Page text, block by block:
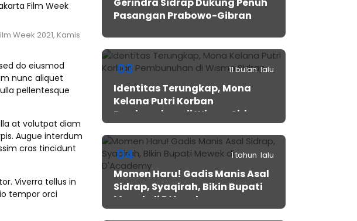
Week 2021, Kamis
do eiusmod
nunc aliquet
pellentesque
at volutpat diam
Augue interdum
cras tincidunt
Viverra tellus in
tempor orci
Pasangan Prabowo-Gibran
03 11 bulan lalu
Identitas Terungkap, Mona
Kelana Putri Korban
Pembunuhan di Wisma Sidrap
04 1 tahun lalu
Momen Haru! Gadis Manis Asal
Sidrap, Syaqirah, Bikin Bupati
Mewek di D’Academy​